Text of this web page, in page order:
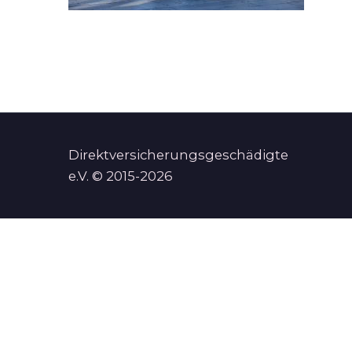
Direktversicherungsgeschädigte
e.V. © 2015-2026